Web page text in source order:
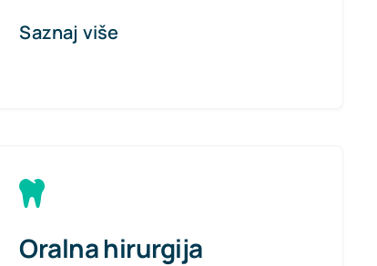
Saznaj više
Oralna hirurgija